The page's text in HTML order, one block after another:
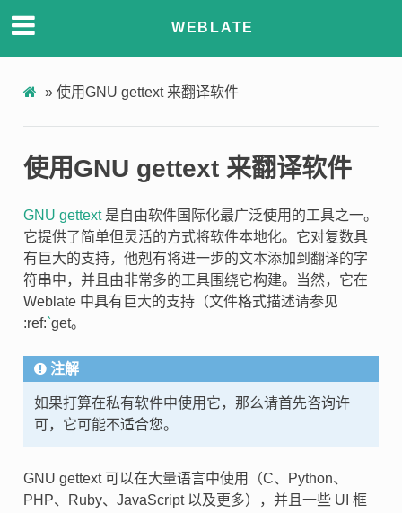
WEBLATE
» 使用GNU gettext 来翻译软件
使用GNU gettext 来翻译软件
GNU gettext是自由软件国际化最广泛使用的工具之一。
它提供了简单但灵活的方式将软件本地化。它对复数具
有巨大的支持，他剋有将进一步的文本添加到翻译的字
符串中，并且由非常多的工具围绕它构建。当然，它在
Weblate 中具有巨大的支持（文件格式描述请参见
:ref:`get。
注解
如果打算在私有软件中使用它，那么请首先咨询许
可，它可能不适合您。
GNU gettext 可以在大量语言中使用（C、Python、
PHP、Ruby、JavaScript 以及更多），并且一些 UI 框